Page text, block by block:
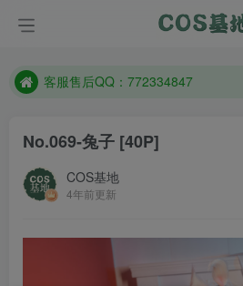
遇到任何问题加客服QQ：
客服售后QQ：772334847
防失联：百度搜索《一七天佳》，
No.069-兔子 [40P]
COS基地
4年前更新